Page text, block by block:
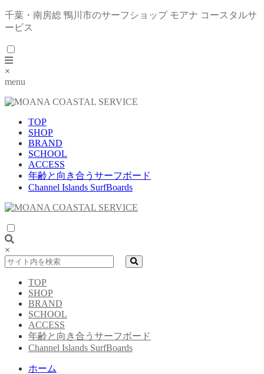
千葉・南房総 鴨川市のサーフショップ モアナ コースタルサ
ービス
×
menu
TOP
SHOP
BRAND
SCHOOL
ACCESS
年齢と向き合うサーフボード
Channel Islands SurfBoards
×
TOP
SHOP
BRAND
SCHOOL
ACCESS
年齢と向き合うサーフボード
Channel Islands SurfBoards
ホーム